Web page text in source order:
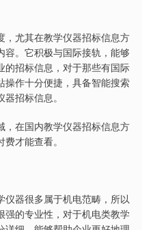
，尤其在教学仪器招标信息方
。它积极与国际接轨，能够
的招标信息，对于那些有国际
操作十分便捷，具备智能搜索
招标信息。
，在国内教学仪器招标信息方
才能查看。
器很多属于机电范畴，所以
强的专业性，对于机电类教学